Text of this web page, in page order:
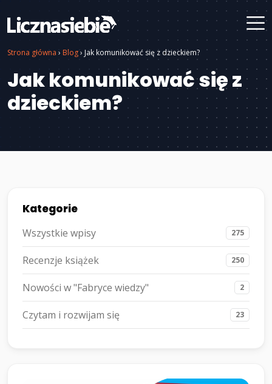
Strona główna › Blog› Jak komunikować się z dzieckiem?
Jak komunikować się z
dzieckiem?
Kategorie
Wszystkie wpisy 275
Recenzje książek 250
Nowości w "Fabryce wiedzy" 2
Czytam i rozwijam się 23